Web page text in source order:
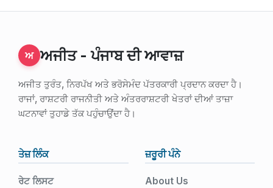
ਅ ਅਜੀਤ - ਪੰਜਾਬ ਦੀ ਆਵਾਜ਼
ਅਜੀਤ ਤੁਰੰਤ, ਨਿਰਪੱਖ ਅਤੇ ਭਰੋਸੇਮੰਦ ਪੱਤਰਕਾਰੀ ਪ੍ਰਦਾਨ ਕਰਦਾ ਹੈ।
ਰਾਜਾਂ, ਰਾਸ਼ਟਰੀ ਰਾਜਨੀਤੀ ਅਤੇ ਅੰਤਰਰਾਸ਼ਟਰੀ ਖੇਤਰਾਂ ਦੀਆਂ ਤਾਜ਼ਾ
ਘਟਨਾਵਾਂ ਤੁਹਾਡੇ ਤੱਕ ਪਹੁੰਚਾਉਂਦਾ ਹੈ।
ਤੇਜ਼ ਲਿੰਕ
ਰੇਟ ਲਿਸਟ
ਜ਼ਰੂਰੀ ਪੰਨੇ
About Us